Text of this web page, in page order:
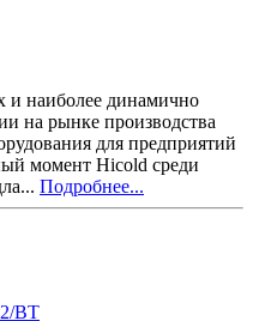
и наиболее динамично
на рынке производства
для предприятий
момент Hicold среди
Подробнее...